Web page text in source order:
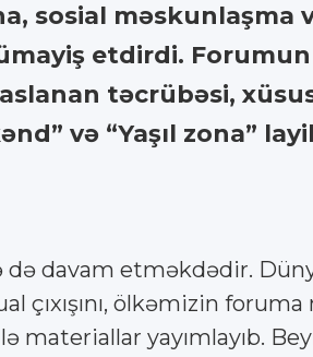
sosial məskunlaşma
etdirdi.
təcrübəsi,
və “Yaşıl zona”
davam etməkdədir.
çıxışını, ölkəmizin
materiallar yayımlayıb.